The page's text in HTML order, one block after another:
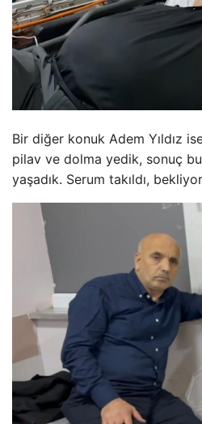
Bir diğer konuk Adem Yıldız
pilav ve dolma yedik, sonuç
yaşadık. Serum takıldı,